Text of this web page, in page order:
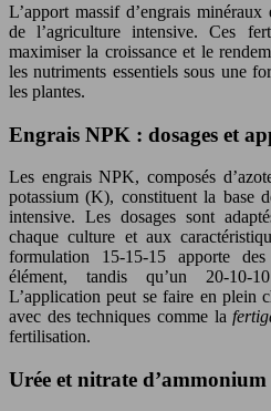
L’apport massif d’engrais
de l’agriculture intensive. Ces
maximiser la croissance et le
les nutriments essentiels sous une
les plantes.
Engrais NPK : dosages et
Les engrais NPK, composés
potassium (K), constituent la base
intensive. Les dosages sont
chaque culture et aux
formulation 15-15-15 apporte
élément, tandis qu’un 20-10-
L’application peut se faire en plein
avec des techniques comme la
fertilisation.
Urée et nitrate